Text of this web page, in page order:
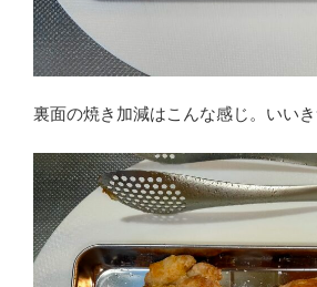
裏面の焼き加減はこんな感じ。いいき